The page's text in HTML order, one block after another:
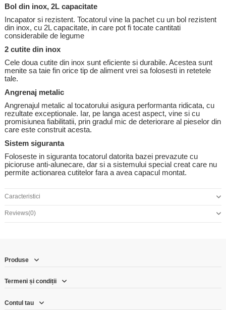
Bol din inox, 2L capacitate
Incapator si rezistent. Tocatorul vine la pachet cu un bol rezistent
din inox, cu 2L capacitate, in care pot fi tocate cantitati
considerabile de legume
2 cutite din inox
Cele doua cutite din inox sunt eficiente si durabile. Acestea sunt
menite sa taie fin orice tip de aliment vrei sa folosesti in retetele
tale.
Angrenaj metalic
Angrenajul metalic al tocatorului asigura performanta ridicata, cu
rezultate exceptionale. Iar, pe langa acest aspect, vine si cu
promisiunea fiabilitatii, prin gradul mic de deteriorare al pieselor din
care este construit acesta.
Sistem siguranta
Foloseste in siguranta tocatorul datorita bazei prevazute cu
picioruse anti-alunecare, dar si a sistemului special creat care nu
permite actionarea cutitelor fara a avea capacul montat.
Caracteristici
Reviews(0)
Produse
Termeni și condiții
Contul tau